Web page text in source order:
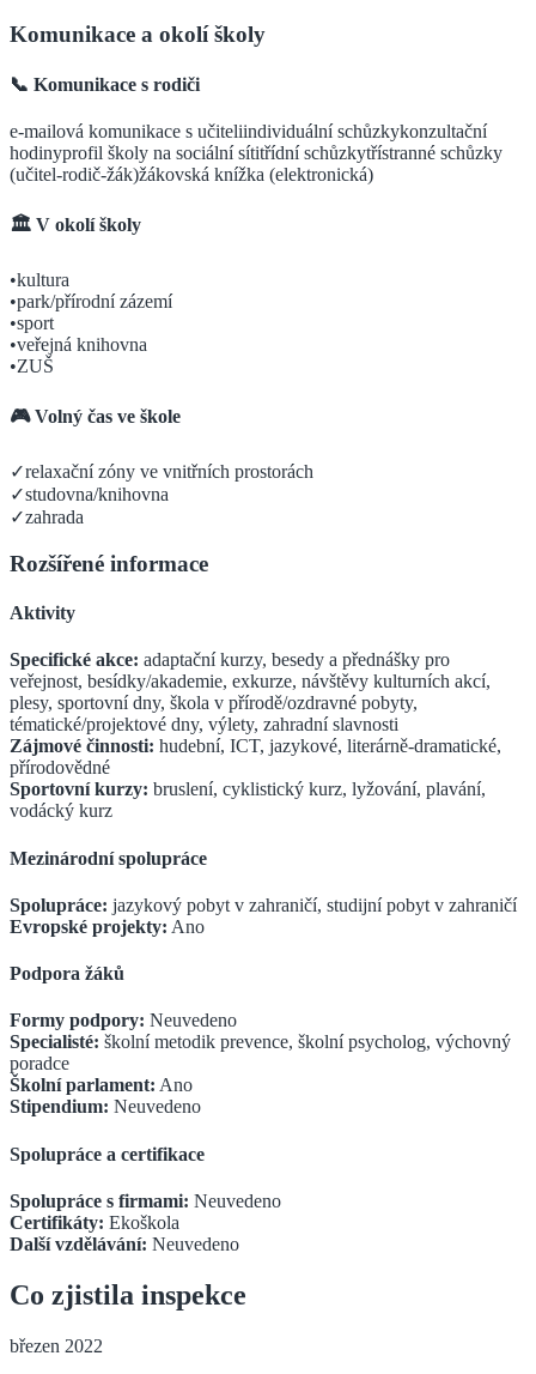
Komunikace a okolí školy
📞 Komunikace s rodiči
e-mailová komunikace s učiteliindividuální schůzkykonzultační
hodinyprofil školy na sociální sítitřídní schůzkytřístranné schůzky
(učitel-rodič-žák)žákovská knížka (elektronická)
🏛️ V okolí školy
•kultura
•park/přírodní zázemí
•sport
•veřejná knihovna
•ZUŠ
🎮 Volný čas ve škole
✓relaxační zóny ve vnitřních prostorách
✓studovna/knihovna
✓zahrada
Rozšířené informace
Aktivity
Specifické akce: adaptační kurzy, besedy a přednášky pro
veřejnost, besídky/akademie, exkurze, návštěvy kulturních akcí,
plesy, sportovní dny, škola v přírodě/ozdravné pobyty,
tématické/projektové dny, výlety, zahradní slavnosti
Zájmové činnosti: hudební, ICT, jazykové, literárně-dramatické,
přírodovědné
Sportovní kurzy: bruslení, cyklistický kurz, lyžování, plavání,
vodácký kurz
Mezinárodní spolupráce
Spolupráce: jazykový pobyt v zahraničí, studijní pobyt v zahraničí
Evropské projekty: Ano
Podpora žáků
Formy podpory: Neuvedeno
Specialisté: školní metodik prevence, školní psycholog, výchovný
poradce
Školní parlament: Ano
Stipendium: Neuvedeno
Spolupráce a certifikace
Spolupráce s firmami: Neuvedeno
Certifikáty: Ekoškola
Další vzdělávání: Neuvedeno
Co zjistila inspekce
březen 2022